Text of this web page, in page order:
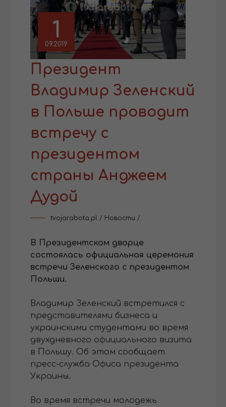
1
09.2019
Президент
Владимир Зеленский
в Польше проводит
встречу с
президентом
страны Анджеем
Дудой
tvojarabota.pl / Новости /
В Президентском дворце
состоялась официальная церемония
встречи Зеленского с президентом
Польши.
Владимир Зеленский встретился с
представителями бизнеса и
украинскими студентами во время
двухдневного официального визита
в Польшу. Об этом сообщает
пресс-служба Офиса президента
Украины.
Во время встречи молодежь